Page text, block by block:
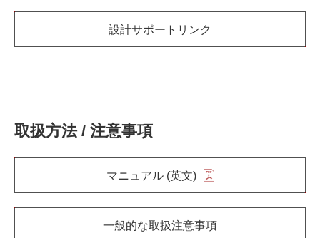
設計サポートリンク
取扱方法 / 注意事項
マニュアル (英文)
一般的な取扱注意事項